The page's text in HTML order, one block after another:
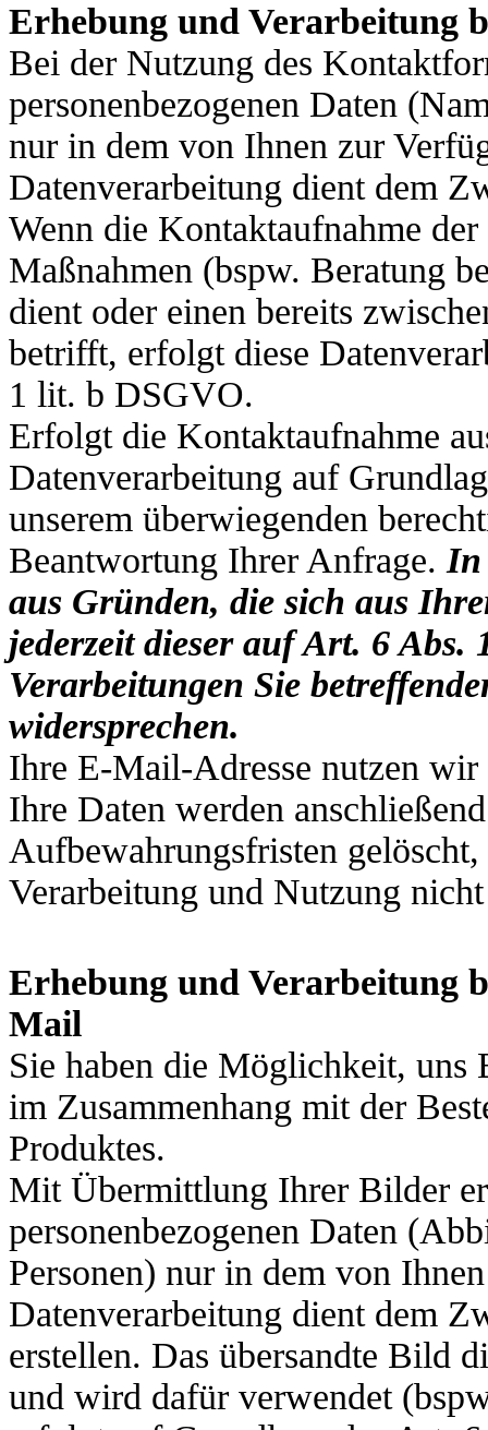
Erhebung und Verarbeitung
Bei der Nutzung des
personenbezogenen Daten
nur in dem von Ihnen zur
Datenverarbeitung dient dem
Wenn die Kontaktaufnahme
Maßnahmen (bspw. Beratung
dient oder einen bereits
betrifft, erfolgt diese
1 lit. b DSGVO.
Erfolgt die Kontaktaufnahme
Datenverarbeitung auf
unserem überwiegenden
Beantwortung Ihrer Anfrage. In
aus Gründen, die sich aus
jederzeit dieser auf Art. 6
Verarbeitungen Sie
widersprechen.
Ihre E-Mail-Adresse nutzen
Ihre Daten werden
Aufbewahrungsfristen
Verarbeitung und Nutzung
Erhebung und Verarbeitung
Mail
Sie haben die Möglichkeit, uns
im Zusammenhang mit der
Produktes.
Mit Übermittlung Ihrer Bilder
personenbezogenen Daten
Personen) nur in dem von
Datenverarbeitung dient dem
erstellen. Das übersandte Bild
und wird dafür verwendet